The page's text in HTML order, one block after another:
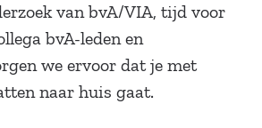
van bvA/VIA, tijd voor
bvA-leden en
we ervoor dat je met
naar huis gaat.